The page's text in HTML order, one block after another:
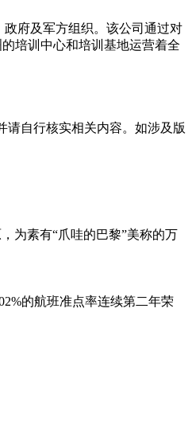
政府及军方组织。该公司通过对
培训中心和培训基地运营着全
请自行核实相关内容。如涉及版
为素有“爪哇的巴黎”美称的万
的航班准点率连续第二年荣